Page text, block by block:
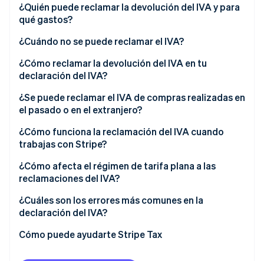
Descubre cómo Stripe está construyendo la
Ver ahora
¿Quién puede reclamar la devolución del IVA y para
qué gastos?
¿Cuándo no se puede reclamar el IVA?
¿Cómo reclamar la devolución del IVA en tu
declaración del IVA?
Consejos para que las reclamaciones sean precisas
¿Se puede reclamar el IVA de compras realizadas en
el pasado o en el extranjero?
IVA previo al registro
IVA en el extranjero
Importaciones e IVA sobre servicios del extranjero
¿Cómo funciona la reclamación del IVA cuando
trabajas con Stripe?
¿Cómo afecta el régimen de tarifa plana a las
reclamaciones del IVA?
¿Cuáles son los errores más comunes en la
declaración del IVA?
Reclamar IVA que nunca se cobró
Entretenimiento del cliente
Cómo puede ayudarte Stripe Tax